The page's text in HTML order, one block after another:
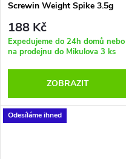
Screwin Weight Spike 3.5g
188 Kč
Expedujeme do 24h domů nebo
na prodejnu do Mikulova 3 ks
ZOBRAZIT
Odesíláme ihned